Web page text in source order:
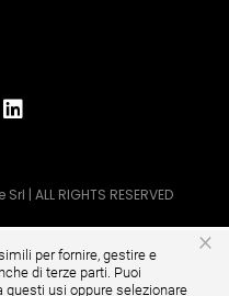
| ALL RIGHTS RESERVED
×
per fornire, gestire e
di terze parti. Puoi
questi usi oppure selezionare